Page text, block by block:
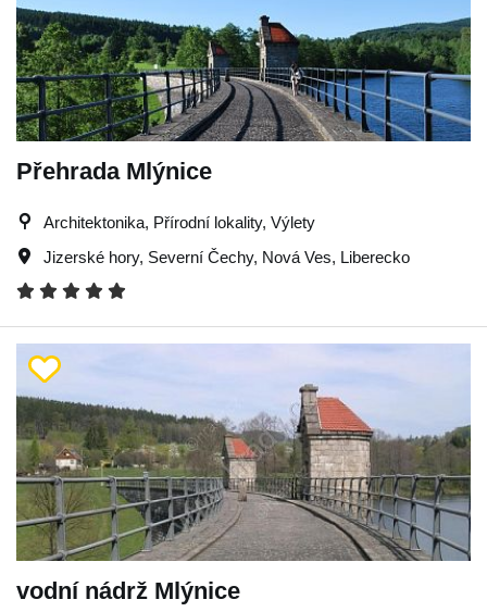
Přehrada Mlýnice
Architektonika, Přírodní lokality, Výlety
Jizerské hory, Severní Čechy, Nová Ves, Liberecko
vodní nádrž Mlýnice